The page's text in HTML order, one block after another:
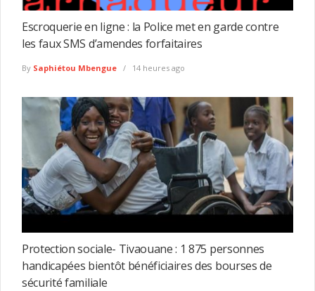
Escroquerie en ligne : la Police met en garde contre
les faux SMS d’amendes forfaitaires
By Saphiétou Mbengue 14 heures ago
Protection sociale- Tivaouane : 1 875 personnes
handicapées bientôt bénéficiaires des bourses de
sécurité familiale